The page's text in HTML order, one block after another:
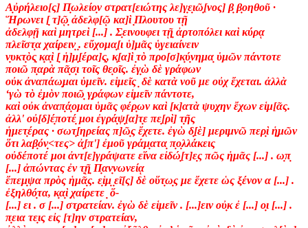
Α̣ὐρήλειο[ς] Π̣ωλείο̣ν στρατ[ειώτης λε]γ̣ε̣ιῶ̣[νος] β̣ β̣οηθοῦ ·
Ἥρωνει [̣ τ]ῷ̣ ἀδελφ[ῷ κα]ὶ ̣Πλουτου τῇ
ἀδελφῇ καὶ μητρεὶ [...] . Σ̣εινουφει τῇ̣ ἀρτοπόλει καὶ κύρᾳ
πλεῖστ̣α χαίρειν̣ ̣. εὔχομα̣[ι ὑ]μᾶς ὑ̣γειαίνειν
ν̣υκτ̣ὸς̣ κ̣α̣ὶ [̣ ἡ]μ̣[έρα]ς̣, κ̣[α]ὶ ̣τὸ προ[σ]κ̣ύ̣νημα̣ ὑμῶν πάντοτε
ποιῶ π̣αρὰ πᾶ̣σ̣ι τοῖς θε̣οῖς. ἐγ̣ὼ δὲ γράφων
οὐκ ἀναπάω̣μαι ὑμεῖν. εἱμεῖς ̣ δὲ κατὰ νοῦ με οὐχ ἔχεται. ἀλλὰ
‘γὼ τὸ ἐ̣μὸν ποιῶ̣ γ̣ράφων εἱμεῖν πάντοτε,
καὶ οὐκ ἀναπ̣ά̣ομαι ὑμᾶς φέρ̣ων καὶ [κ]ατὰ ψυχην ἔχων εἱμ[ᾶς.
ἀλλ' οὐ[δ]έ̣ποτέ̣ μοι ἐγρά̣ψ̣[α]τ̣ε πε̣[ρὶ] τ̣ῆς
ἡμετ̣έρας · σωτ̣[ηρείας π]ῶ̣ς ἔχετε. ἐγὼ δ̣[ὲ] μεριμνῶ περ̣ὶ ἡ̣μῶν
ὅτι λαβ̣όν̣<τες> ἀ̣[π'] ἐμοῦ γράμ̣ατα̣ π̣ο̣λλάκεις
οὐδέποτέ μοι ἀντ[ε]γράψατε εἵνα εἰδώ̣[τ]ε̣ς πῶς ἡμᾶς [...] . ω̣π̣
[...] ἀπώντας ἐν τ̣ῇ̣ Π̣αν̣νωνείᾳ
ἔπεμ̣ψα πρὸς ἡμᾶ̣ς. ε̣ἱμ̣ ̣εῖ[ς] δὲ οὕτ̣ω̣ς με ἔχετε ὡς ξένον α [...] .
ἐξηλθό̣τα, κ̣α̣ὶ ̣χαίρετε ̣ ὅ-
[...] ει . σ [...] στ̣ρατείαν. ἐγὼ δὲ εἱμεῖν . [...]ειν οὐ̣κ ἐ [...] ο̣ι [...] .
π̣εια τε̣ις εἰς [τ]ην στρατείαν,